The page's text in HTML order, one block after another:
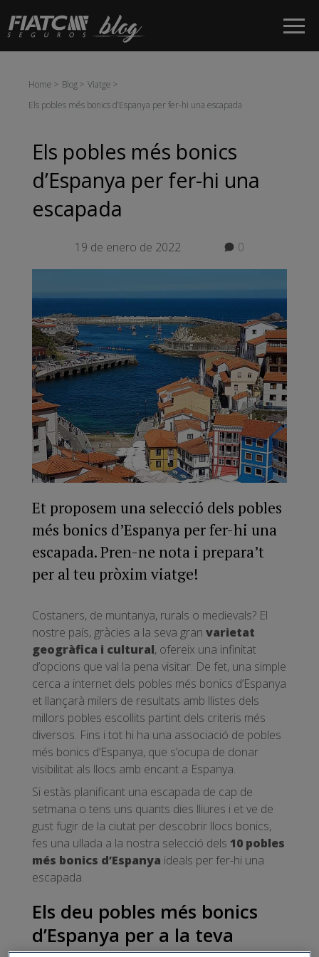
Salta al contingut principal
Home Blog
Viatge
Els pobles més bonics d’Espanya per fer-hi una escapada
Els pobles més bonics
d’Espanya per fer-hi una
escapada
19 de enero de 2022 0
Et proposem una selecció dels pobles
més bonics d’Espanya per fer-hi una
escapada. Pren-ne nota i prepara’t
per al teu pròxim viatge!
Costaners, de muntanya, rurals o medievals? El
nostre país, gràcies a la seva gran varietat
geogràfica i cultural, ofereix una infinitat
d’opcions que val la pena visitar. De fet, una simple
cerca a internet dels pobles més bonics d’Espanya
et llançarà milers de resultats amb llistes dels
millors pobles escollits partint dels criteris més
diversos. Fins i tot hi ha una associació de pobles
més bonics d’Espanya, que s’ocupa de donar
visibilitat als llocs amb encant a Espanya.
Si estàs planificant una escapada de cap de
setmana o tens uns quants dies lliures i et ve de
gust fugir de la ciutat per descobrir llocs bonics,
fes una ullada a la nostra selecció dels 10 pobles
més bonics d’Espanya ideals per fer-hi una
escapada.
Els deu pobles més bonics
d’Espanya per a la teva